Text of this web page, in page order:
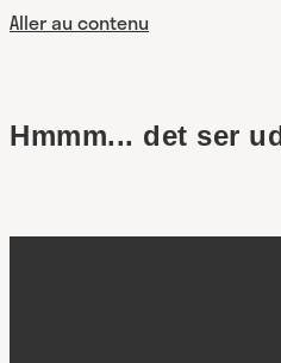
Aller au contenu
Hmmm... det ser